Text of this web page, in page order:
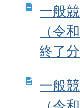
一般
（令
終了分
一般